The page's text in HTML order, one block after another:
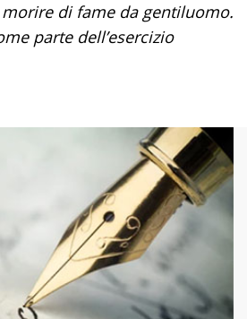
di fame da gentiluomo.
parte dell’esercizio